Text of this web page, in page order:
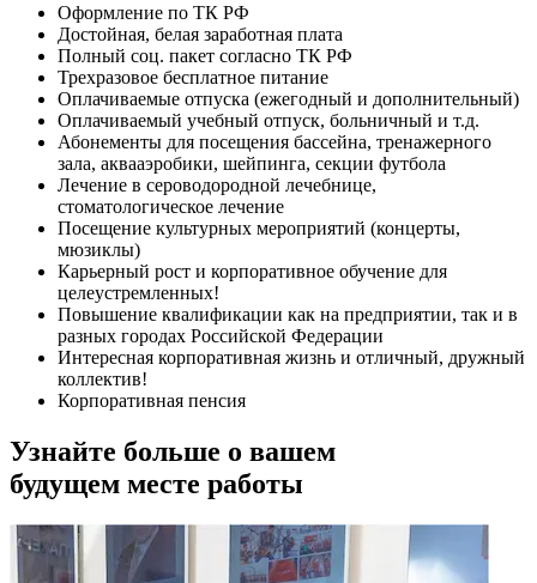
Оформление по ТК РФ
Достойная, белая заработная плата
Полный соц. пакет согласно ТК РФ
Трехразовое бесплатное питание
Оплачиваемые отпуска (ежегодный и дополнительный)
Оплачиваемый учебный отпуск, больничный и т.д.
Абонементы для посещения бассейна, тренажерного
зала, аквааэробики, шейпинга, секции футбола
Лечение в сероводородной лечебнице,
стоматологическое лечение
Посещение культурных мероприятий (концерты,
мюзиклы)
Карьерный рост и корпоративное обучение для
целеустремленных!
Повышение квалификации как на предприятии, так и в
разных городах Российской Федерации
Интересная корпоративная жизнь и отличный, дружный
коллектив!
Корпоративная пенсия
Узнайте больше о вашем
будущем месте работы